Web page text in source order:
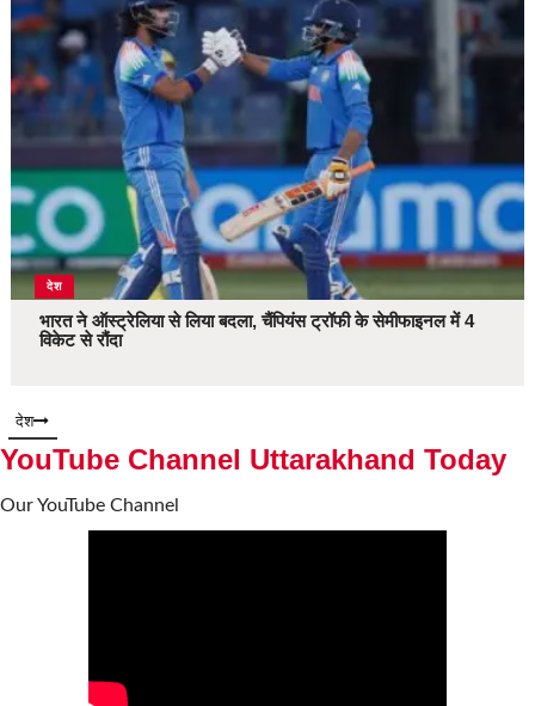
देश
भारत ने ऑस्ट्रेलिया से लिया बदला, चैंपियंस ट्रॉफी के सेमीफाइनल में 4
विकेट से रौंदा
देश
YouTube Channel Uttarakhand Today
Our YouTube Channel